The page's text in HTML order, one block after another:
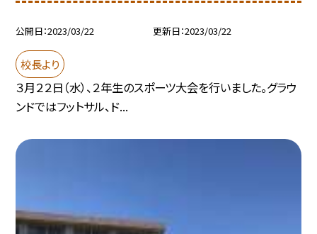
公開日 2023/03/22 更新日 2023/03/22
校長より
３月２２日（水）、２年生のスポーツ大会を行いました。グラウ
ンドではフットサル、ド...